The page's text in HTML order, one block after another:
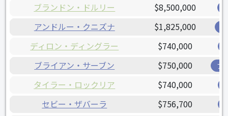
ブランドン・ドルリー $8,500,000
アンドルー・クニズナ $1,825,000
ディロン・ディングラー $740,000
ブライアン・サーブン $750,000 ブ
タイラー・ロックリア $740,000
セビー・ザバーラ $756,700